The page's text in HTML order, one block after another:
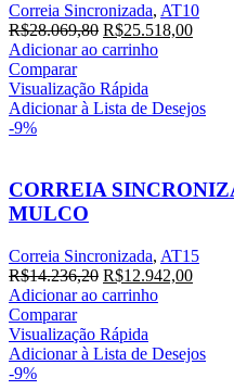
Correia Sincronizada, AT10
R$28.069,80 R$25.518,00
Adicionar ao carrinho
Comparar
Visualização Rápida
Adicionar à Lista de Desejos
-9%
CORREIA
MULCO
Correia Sincronizada, AT15
R$14.236,20 R$12.942,00
Adicionar ao carrinho
Comparar
Visualização Rápida
Adicionar à Lista de Desejos
-9%